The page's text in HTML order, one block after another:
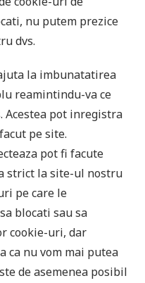
nu putem prezice
dvs.
la imbunatatirea
reamintindu-va ce
Acestea pot inregistra
pe site.
pot fi facute
strict la site-ul nostru
pe care le
blocati sau sa
cookie-uri, dar
ca nu vom mai putea
de asemenea posibil